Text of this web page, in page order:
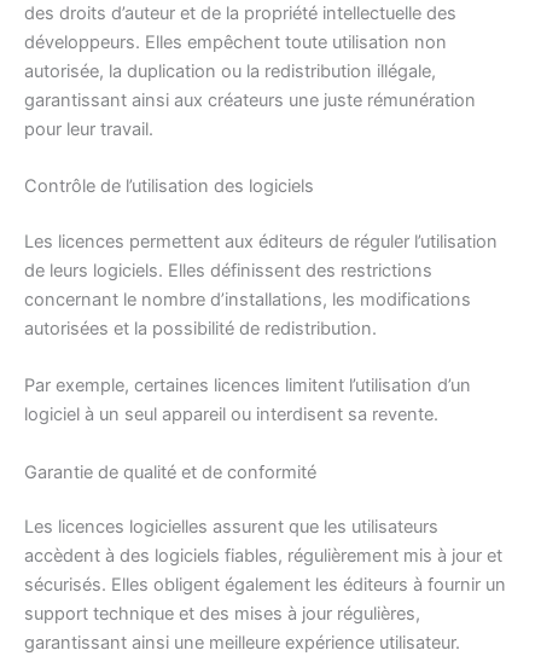
des droits d’auteur et de la propriété intellectuelle des
développeurs. Elles empêchent toute utilisation non
autorisée, la duplication ou la redistribution illégale,
garantissant ainsi aux créateurs une juste rémunération
pour leur travail.
Contrôle de l’utilisation des logiciels
Les licences permettent aux éditeurs de réguler l’utilisation
de leurs logiciels. Elles définissent des restrictions
concernant le nombre d’installations, les modifications
autorisées et la possibilité de redistribution.
Par exemple, certaines licences limitent l’utilisation d’un
logiciel à un seul appareil ou interdisent sa revente.
Garantie de qualité et de conformité
Les licences logicielles assurent que les utilisateurs
accèdent à des logiciels fiables, régulièrement mis à jour et
sécurisés. Elles obligent également les éditeurs à fournir un
support technique et des mises à jour régulières,
garantissant ainsi une meilleure expérience utilisateur.